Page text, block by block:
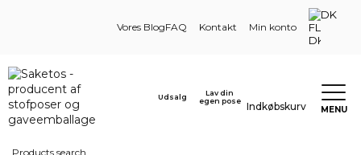
Vores BlogFAQ Kontakt Min konto
DK
Products search
Udsalg
Lav din
egen pose
Indkøbskurv MENU